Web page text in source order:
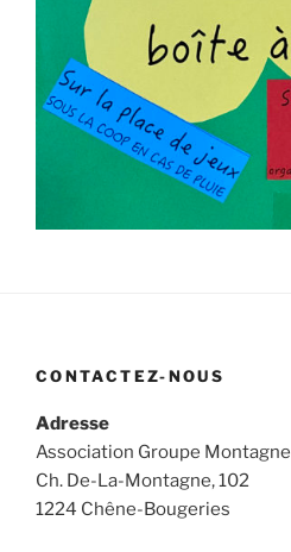
CONTACTEZ-NOUS
Adresse
Association Groupe Montagne
Ch. De-La-Montagne, 102
1224 Chêne-Bougeries